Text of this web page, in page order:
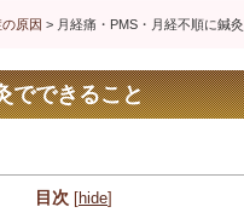
原因 > 月経痛・PMS・月経不順に鍼
でできること
目次 [hide]